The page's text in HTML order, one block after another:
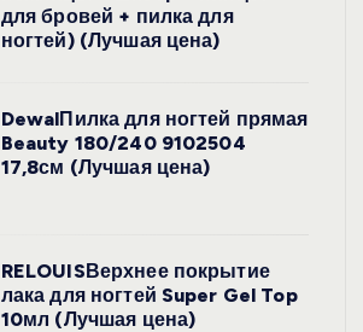
для бровей + пилка для
ногтей) (Лучшая цена)
DewalПилка для ногтей прямая
Beauty 180/240 9102504
17,8см (Лучшая цена)
RELOUISВерхнее покрытие
лака для ногтей Super Gel Top
10мл (Лучшая цена)